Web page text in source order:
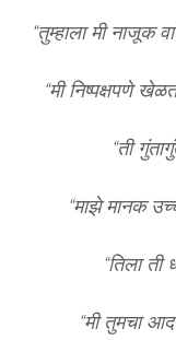
“तुम्हाला मी नाजूक
“मी निष्पक्षपणे
“ती
“माझे मानक
“तिला
“मी तुमचा